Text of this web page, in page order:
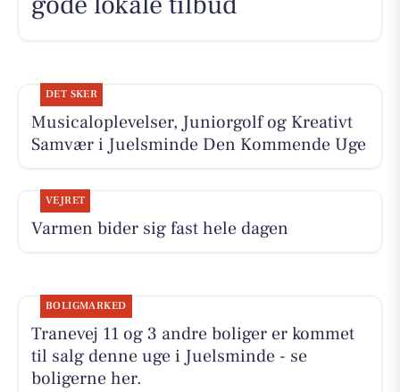
DET SKER
Musicaloplevelser, Juniorgolf og Kreativt
Samvær i Juelsminde Den Kommende Uge
VEJRET
Varmen bider sig fast hele dagen
BOLIGMARKED
Tranevej 11 og 3 andre boliger er kommet
til salg denne uge i Juelsminde - se
boligerne her.